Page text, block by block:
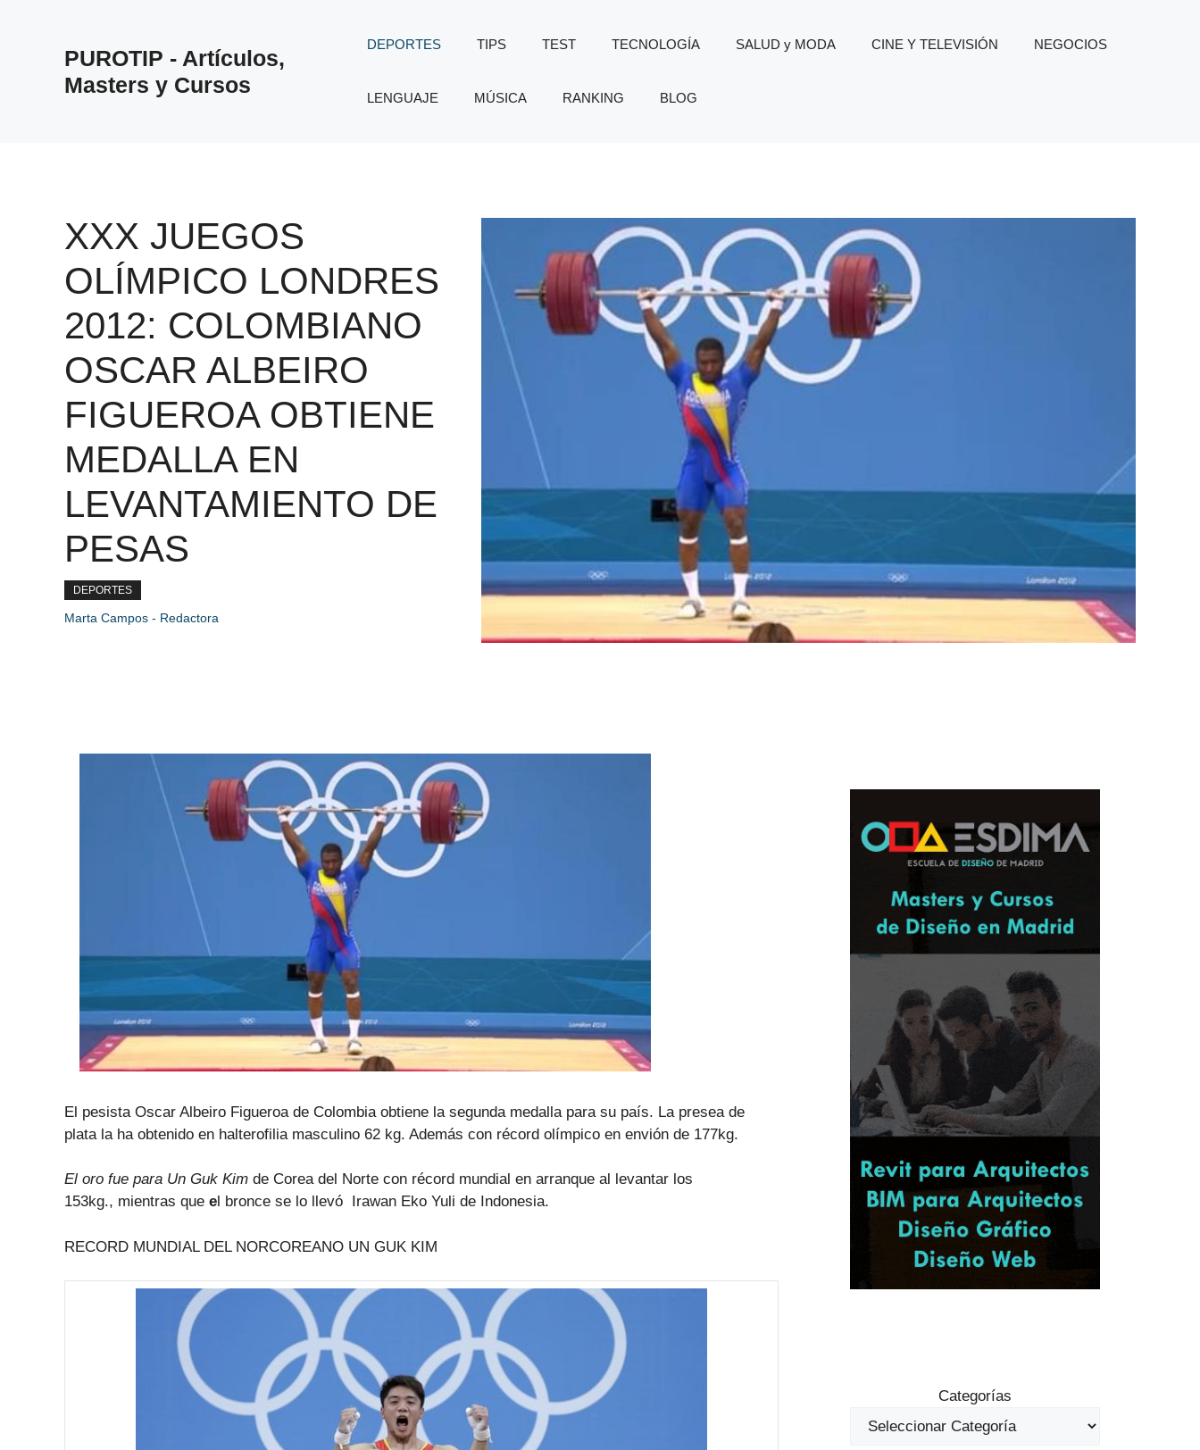
PUROTIP - Artículos,
Masters y Cursos
DEPORTES TIPS TEST TECNOLOGÍA SALUD y MODA CINE Y TELEVISIÓN NEGOCIOS
LENGUAJE MÚSICA RANKING BLOG
XXX JUEGOS
OLÍMPICO LONDRES
2012: COLOMBIANO
OSCAR ALBEIRO
FIGUEROA OBTIENE
MEDALLA EN
LEVANTAMIENTO DE
PESAS
DEPORTES
Marta Campos - Redactora
El pesista Oscar Albeiro Figueroa de Colombia obtiene la segunda medalla para su país. La presea de
plata la ha obtenido en halterofilia masculino 62 kg. Además con récord olímpico en envión de 177kg.
El oro fue para Un Guk Kim de Corea del Norte con récord mundial en arranque al levantar los
153kg., mientras que e l bronce se lo llevó Irawan Eko Yuli de Indonesia.
RECORD MUNDIAL DEL NORCOREANO UN GUK KIM
Categorías